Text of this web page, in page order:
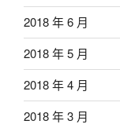
2018 年 6 月
2018 年 5 月
2018 年 4 月
2018 年 3 月